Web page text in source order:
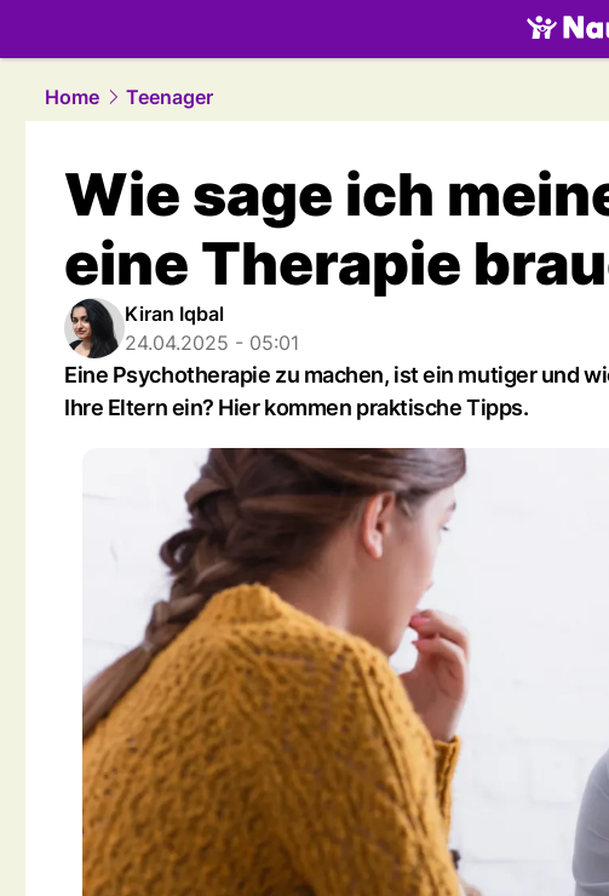
family.NAU.ch
Home
Teenager
Wie sage ich
eine Therapie
Kiran Iqbal
24.04.2025 - 05:01
Eine Psychotherapie zu machen, ist ein mutiger und
Ihre Eltern ein? Hier kommen praktische Tipps.